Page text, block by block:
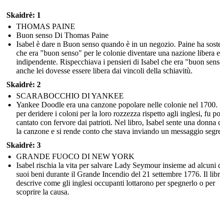
Skaidrė: 1
THOMAS PAINE
Buon senso Di Thomas Paine
Isabel è dare n Buon senso quando è in un negozio. Paine ha
che era "buon senso" per le colonie diventare una nazione libera e
indipendente. Rispecchiava i pensieri di Isabel che era "buon
anche lei dovesse essere libera dai vincoli della schiavitù.
Skaidrė: 2
SCARABOCCHIO DI YANKEE
Yankee Doodle era una canzone popolare nelle colonie nel 1700.
per deridere i coloni per la loro rozzezza rispetto agli inglesi, fu
cantato con fervore dai patrioti. Nel libro, Isabel sente una donna
la canzone e si rende conto che stava inviando un messaggio
Skaidrė: 3
GRANDE FUOCO DI NEW YORK
Isabel rischia la vita per salvare Lady Seymour insieme ad alcuni
suoi beni durante il Grande Incendio del 21 settembre 1776. Il
descrive come gli inglesi occupanti lottarono per spegnerlo o per
scoprire la causa.